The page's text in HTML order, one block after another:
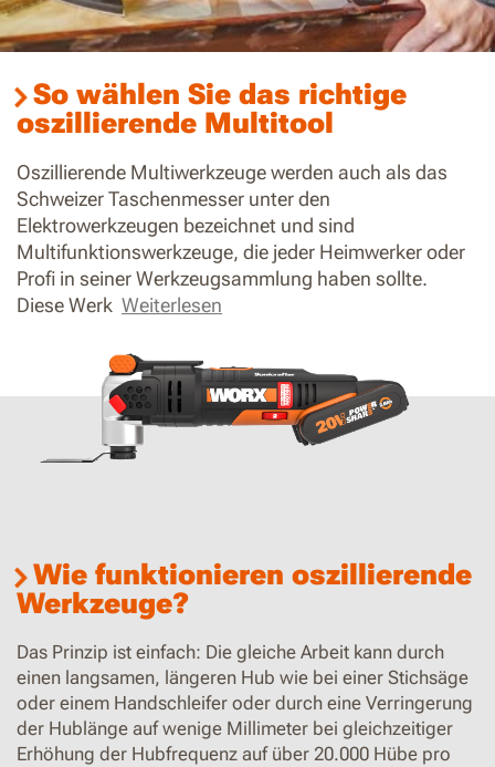
So wählen Sie das richtige
oszillierende Multitool
Oszillierende Multiwerkzeuge werden auch als das
Schweizer Taschenmesser unter den
Elektrowerkzeugen bezeichnet und sind
Multifunktionswerkzeuge, die jeder Heimwerker oder
Profi in seiner Werkzeugsammlung haben sollte.
Diese Werk Weiterlesen
Wie funktionieren oszillierende
Werkzeuge?
Das Prinzip ist einfach: Die gleiche Arbeit kann durch
einen langsamen, längeren Hub wie bei einer Stichsäge
oder einem Handschleifer oder durch eine Verringerung
der Hublänge auf wenige Millimeter bei gleichzeitiger
Erhöhung der Hubfrequenz auf über 20.000 Hübe pro